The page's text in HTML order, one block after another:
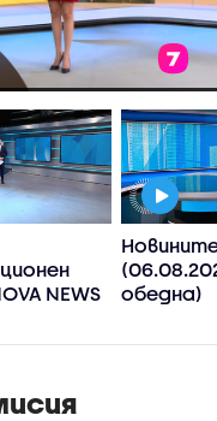
NEWS
обедна)